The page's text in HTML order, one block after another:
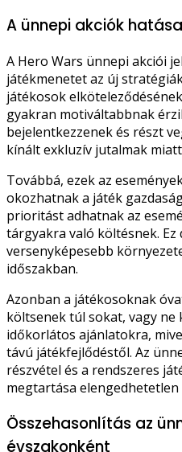
A ünnepi akciók
A Hero Wars ünnepi akciói
játékmenetet az új
játékosok
gyakran motiváltabbnak
bejelentkezzenek és részt
kínált exkluzív jutalmak
Továbbá, ezek az
okozhatnak a játék
prioritást adhatnak az
tárgyakra való költésnek. Ez
versenyképesebb
időszakban.
Azonban a játékosoknak
költsenek túl sokat, vagy
időkorlátos ajánlatokra,
távú játékfejlődéstől. Az
részvétel és a rendszeres
megtartása
Összehasonlítás az
évszakonként